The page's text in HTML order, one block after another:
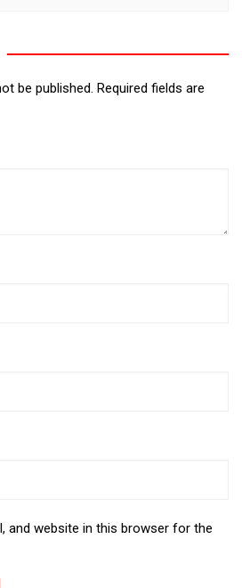
be published. Required fields are
and website in this browser for the